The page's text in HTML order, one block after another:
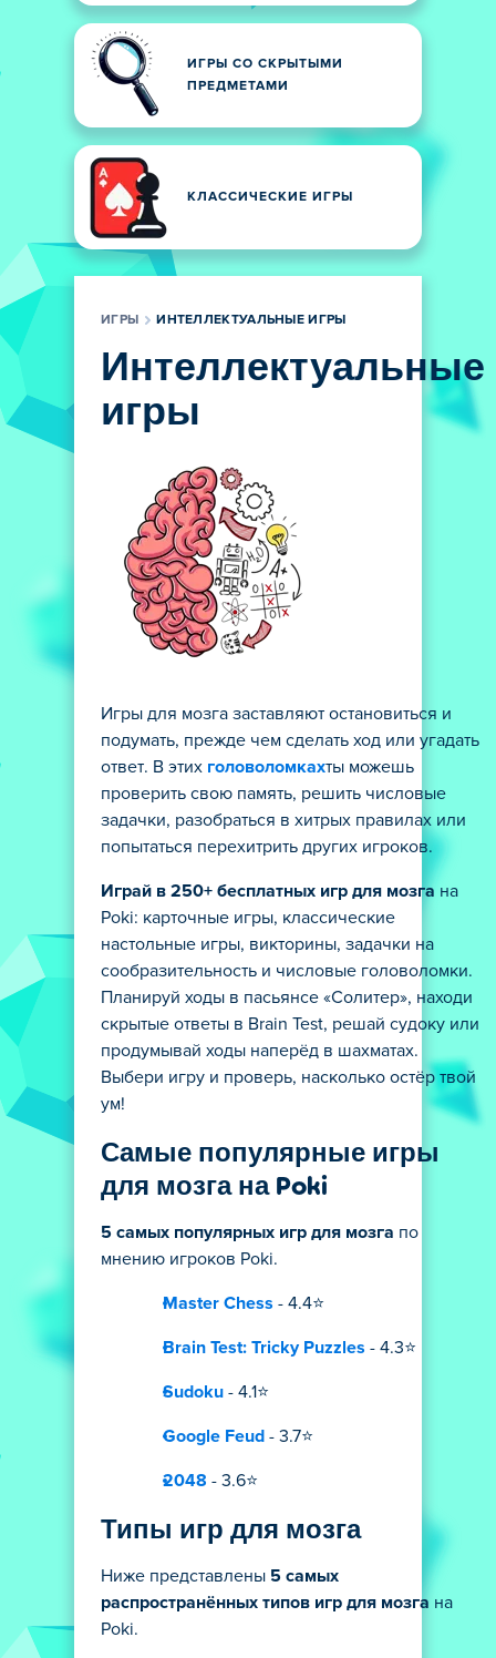
ИГРЫ СО СКРЫТЫМИ
ПРЕДМЕТАМИ
КЛАССИЧЕСКИЕ ИГРЫ
ИГРЫ ИНТЕЛЛЕКТУАЛЬНЫЕ ИГРЫ
Интеллектуальные
игры
Игры для мозга заставляют остановиться и
подумать, прежде чем сделать ход или угадать
ответ. В этих головоломкахты можешь
проверить свою память, решить числовые
задачки, разобраться в хитрых правилах или
попытаться перехитрить других игроков.
Играй в 250+ бесплатных игр для мозга на
Poki: карточные игры, классические
настольные игры, викторины, задачки на
сообразительность и числовые головоломки.
Планируй ходы в пасьянсе «Солитер», находи
скрытые ответы в Brain Test, решай судоку или
продумывай ходы наперёд в шахматах.
Выбери игру и проверь, насколько остёр твой
ум!
Самые популярные игры
для мозга на Poki
5 самых популярных игр для мозга по
мнению игроков Poki.
Master Chess - 4.4⭐
Brain Test: Tricky Puzzles - 4.3⭐
Sudoku - 4.1⭐
Google Feud - 3.7⭐
2048 - 3.6⭐
Типы игр для мозга
Ниже представлены 5 самых
распространённых типов игр для мозга на
Poki.